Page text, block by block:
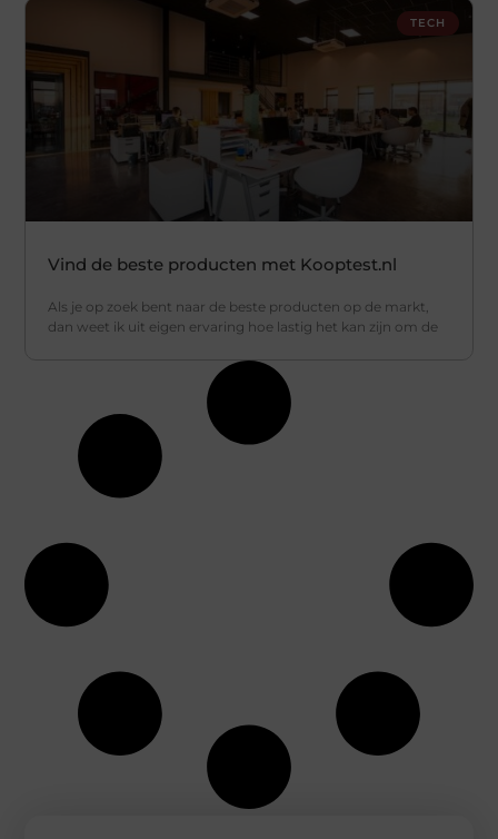
TECH
Vind de beste producten met Kooptest.nl
Als je op zoek bent naar de beste producten op de markt,
dan weet ik uit eigen ervaring hoe lastig het kan zijn om de